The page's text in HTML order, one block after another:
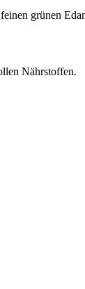
grünen
Nährstoffen.